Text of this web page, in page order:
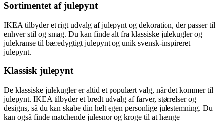
Sortimentet af julepynt
IKEA tilbyder et rigt udvalg af julepynt og dekoration, der passer til
enhver stil og smag. Du kan finde alt fra klassiske julekugler og
julekranse til bæredygtigt julepynt og unik svensk-inspireret
julepynt.
Klassisk julepynt
De klassiske julekugler er altid et populært valg, når det kommer til
julepynt. IKEA tilbyder et bredt udvalg af farver, størrelser og
designs, så du kan skabe din helt egen personlige julestemning. Du
kan også finde matchende julesnor og kroge til at hænge